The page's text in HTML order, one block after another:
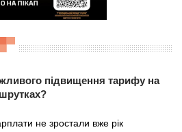
підвищення тарифу на
не зростали вже рік